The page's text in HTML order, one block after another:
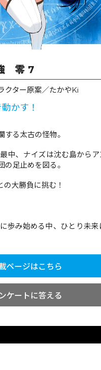
コミックエッセイ
閉じる
零 7
ター原案／たかやKi
かす！
る太古の怪物。
中、ナイズは沈む島から
足止めを図る。
大勝負に挑む！
歩み始める中、ひとり未
ページはこちら
ケートに答える